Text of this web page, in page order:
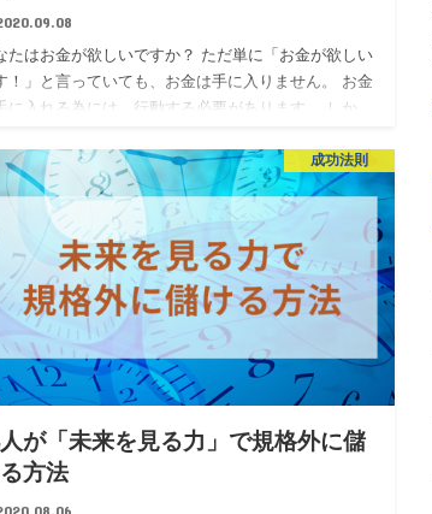
たはお金が欲しいですか？ ただ単に「お金が欲しい
！」と言っていても、お金は手に入りません。 お金
に入れる為には、行動する必要があります。 しか
金を手に入…
成功法則
が「未来を見る力」で規格外に儲
方法